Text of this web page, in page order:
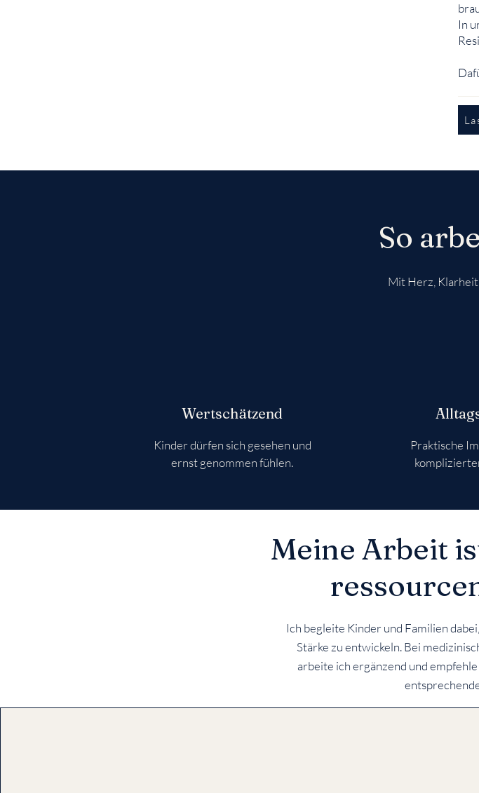
In
So
Mit Herz,
Wertschätzend
Kinder dürfen sich gesehen und
ernst genommen fühlen.
Praktische
Meine Arbeit
Ich begleite Kinder und Familien
Stärke zu entwickeln. Bei
arbeite ich ergänzend und